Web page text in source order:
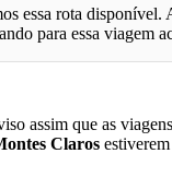
essa rota disponível.
para essa viagem
assim que as
Claros